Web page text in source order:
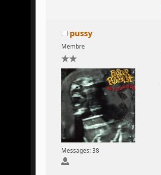
pussy
Membre
Messages: 38